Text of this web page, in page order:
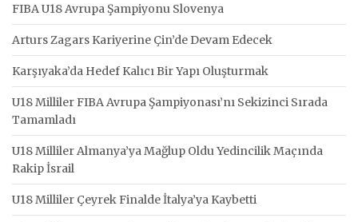
FIBA U18 Avrupa Şampiyonu Slovenya
Arturs Zagars Kariyerine Çin’de Devam Edecek
Karşıyaka’da Hedef Kalıcı Bir Yapı Oluşturmak
U18 Milliler FIBA Avrupa Şampiyonası’nı Sekizinci Sırada
Tamamladı
U18 Milliler Almanya’ya Mağlup Oldu Yedincilik Maçında
Rakip İsrail
U18 Milliler Çeyrek Finalde İtalya’ya Kaybetti